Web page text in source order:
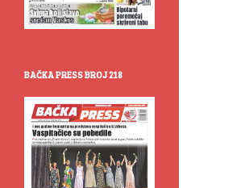
BAČKA PRESS BROJ 218